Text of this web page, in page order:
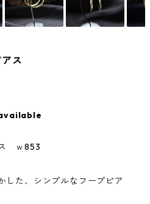
ス
ｗ853
した、シンプルなフープピア